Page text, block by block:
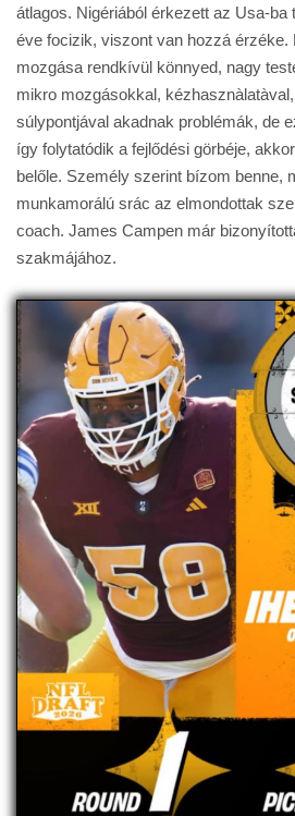
átlagos. Nigériából érkezett az Usa-
éve focizik, viszont van hozzá érzéke.
mozgása rendkívül könnyed, nagy
mikro mozgásokkal,
súlypontjával akadnak problémák, de
így folytatódik a fejlődési görbéje,
belőle. Személy szerint bízom benne,
munkamorálú srác az elmondottak
coach. James Campen már
szakmájához.